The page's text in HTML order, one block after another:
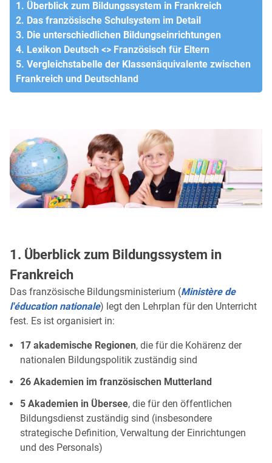
1. Überblick zum Bildungssystem in Frankreich
2. Das französische Schulsystem im Detail
3. Die unterschiedlichen Bildungseinrichtungen
4. Lexikon Deutsch <> Französisch für Eltern
5. Vergleichstabelle der Klassenäquivalente zwischen
Frankreich und Deutschland
1. Überblick zum Bildungssystem in
Frankreich
Das französische Bildungsministerium (Ministère de
l'éducation nationale) legt den Lehrplan für den Unterricht
fest. Es ist organisiert in:
17 akademische Regionen, die für die Kohärenz der
nationalen Bildungspolitik zuständig sind
26 Akademien im französischen Mutterland
5 Akademien in Übersee, die für den öffentlichen
Bildungsdienst zuständig sind (insbesondere
strategische Definition, Verwaltung der Einrichtungen
und des Personals)